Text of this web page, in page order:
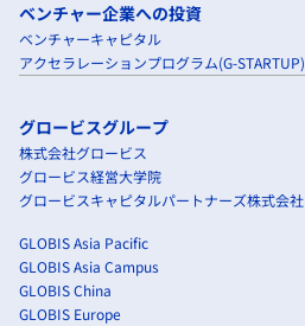
ベンチャー企業への投資
ベンチャーキャピタル
アクセラレーションプログラム(G-STARTUP)
グロービスグループ
株式会社グロービス
グロービス経営大学院
グロービスキャピタルパートナーズ株式会社
GLOBIS Asia Pacific
GLOBIS Asia Campus
GLOBIS China
GLOBIS Europe